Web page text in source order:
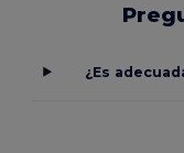
¿Es